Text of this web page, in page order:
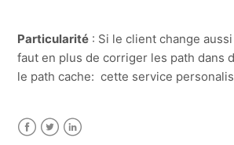
Particularité : Si le client change
faut en plus de corriger les path dans
le path cache: cette service